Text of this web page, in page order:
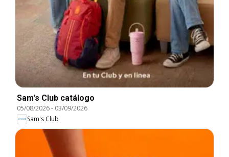
Sam's Club catálogo
05/08/2026- 03/09/2026
Sam's Club